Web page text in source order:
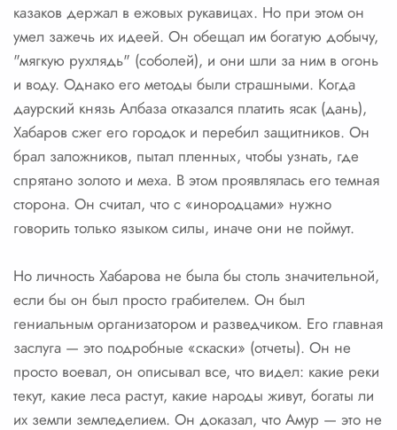
казаков держал в ежовых рукавицах. Но при этом он
умел зажечь их идеей. Он обещал им богатую добычу,
"мягкую рухлядь" (соболей), и они шли за ним в огонь
и воду. Однако его методы были страшными. Когда
даурский князь Албаза отказался платить ясак (дань),
Хабаров сжег его городок и перебил защитников. Он
брал заложников, пытал пленных, чтобы узнать, где
спрятано золото и меха. В этом проявлялась его темная
сторона. Он считал, что с «инородцами» нужно
говорить только языком силы, иначе они не поймут.
Но личность Хабарова не была бы столь значительной,
если бы он был просто грабителем. Он был
гениальным организатором и разведчиком. Его главная
заслуга — это подробные «скаски» (отчеты). Он не
просто воевал, он описывал все, что видел: какие реки
текут, какие леса растут, какие народы живут, богаты ли
их земли земледелием. Он доказал, что Амур — это не